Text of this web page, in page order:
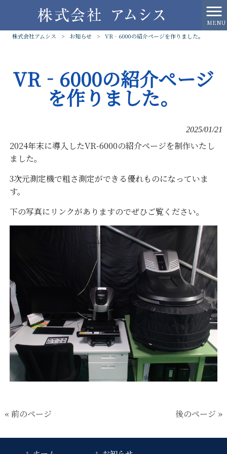
MENU
株式会社アムシス
> お知らせ > VR‐6000の紹介ページを作りました。
VR‐6000の紹介ページ
を作りました。
2025/01/21
2024年末に導入したVR-6000の紹介ページを制作いたし
ました。
3次元測定機で粗さ測定ができる優れものになっていま
す。
下の写真にリンクがありますのでぜひご覧ください。
« 前のページ 後のページ »